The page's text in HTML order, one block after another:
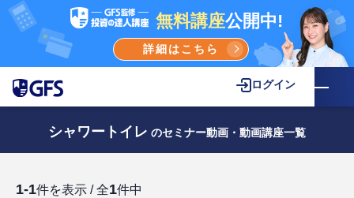
無料講座公開中!
詳細はこちら
ログイン
シャワートイレ のセミナー動画・動画講座一覧
1-1件を表示 / 全1件中